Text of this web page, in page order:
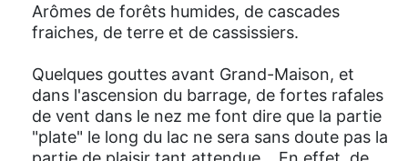
Arômes de forêts humides, de cascades
fraiches, de terre et de cassissiers.
Quelques gouttes avant Grand-Maison, et
dans l'ascension du barrage, de fortes rafales
de vent dans le nez me font dire que la partie
"plate" le long du lac ne sera sans doute pas la